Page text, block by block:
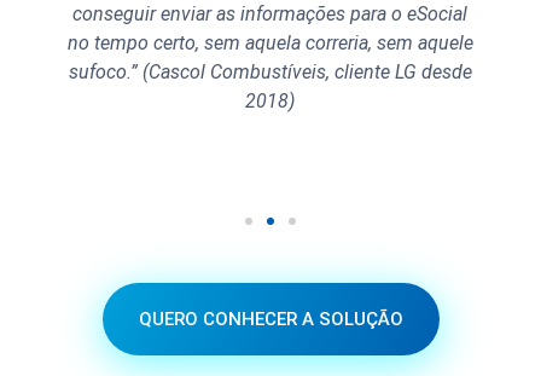
conseguir enviar as informações para o eSocial
no tempo certo, sem aquela correria, sem aquele
sufoco.” (Cascol Combustíveis, cliente LG desde
2018)
QUERO CONHECER A SOLUÇÃO